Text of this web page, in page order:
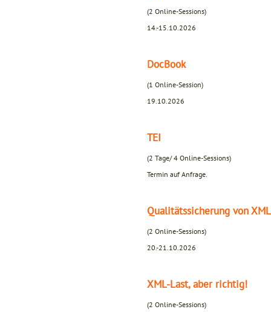
(2 Online-Sessions)
14.-15.10.2026
DocBook
(1 Online-Session)
19.10.2026
TEI
(2 Tage/ 4 Online-Sessions)
Termin auf Anfrage.
Qualitätssicherung von
(2 Online-Sessions)
20.-21.10.2026
XML-Last, aber richtig!
(2 Online-Sessions)